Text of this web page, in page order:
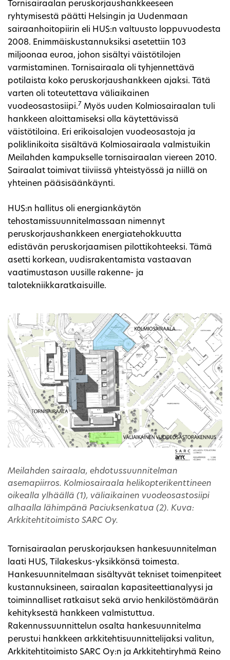
Tornisairaalan peruskorjaushankkeeseen
ryhtymisestä päätti Helsingin ja Uudenmaan
sairaanhoitopiirin eli HUS:n valtuusto loppuvuodesta
2008. Enimmäiskustannuksiksi asetettiin 103
miljoonaa euroa, johon sisältyi väistötilojen
varmistaminen. Tornisairaala oli tyhjennettävä
potilaista koko peruskorjaushankkeen ajaksi. Tätä
varten oli toteutettava väliaikainen
vuodeosastosiipi.7 Myös uuden Kolmiosairaalan tuli
hankkeen aloittamiseksi olla käytettävissä
väistötiloina. Eri erikoisalojen vuodeosastoja ja
poliklinikoita sisältävä Kolmiosairaala valmistuikin
Meilahden kampukselle tornisairaalan viereen 2010.
Sairaalat toimivat tiiviissä yhteistyössä ja niillä on
yhteinen pääsisäänkäynti.
HUS:n hallitus oli energiankäytön
tehostamissuunnitelmassaan nimennyt
peruskorjaushankkeen energiatehokkuutta
edistävän peruskorjaamisen pilottikohteeksi. Tämä
asetti korkean, uudisrakentamista vastaavan
vaatimustason uusille rakenne- ja
talotekniikkaratkaisuille.
Meilahden sairaala, ehdotussuunnitelman
asemapiirros. Kolmiosairaala helikopterikenttineen
oikealla ylhäällä (1), väliaikainen vuodeosastosiipi
alhaalla lähimpänä Paciuksenkatua (2). Kuva:
Arkkitehtitoimisto SARC Oy.
Tornisairaalan peruskorjauksen hankesuunnitelman
laati HUS, Tilakeskus-yksikkönsä toimesta.
Hankesuunnitelmaan sisältyvät tekniset toimenpiteet
kustannuksineen, sairaalan kapasiteettianalyysi ja
toiminnalliset ratkaisut sekä arvio henkilöstömäärän
kehityksestä hankkeen valmistuttua.
Rakennussuunnittelun osalta hankesuunnitelma
perustui hankkeen arkkitehtisuunnittelijaksi valitun,
Arkkitehtitoimisto SARC Oy:n ja Arkkitehtiryhmä Reino